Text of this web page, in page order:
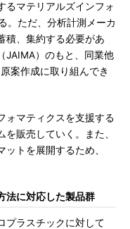
るマテリアルズインフォ
。ただ、分析計測メーカ
積、集約する必要があ
JAIMA）のもと、同業他
案作成に取り組んでき
マティクスを支援する
販売していく。また、
トを展開するため、
法に対応した製品群
プラスチックに対して